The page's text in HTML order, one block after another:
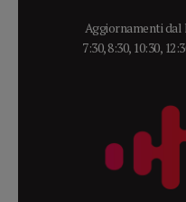
Aggiornamenti dal
7:30, 8:30, 10:30,